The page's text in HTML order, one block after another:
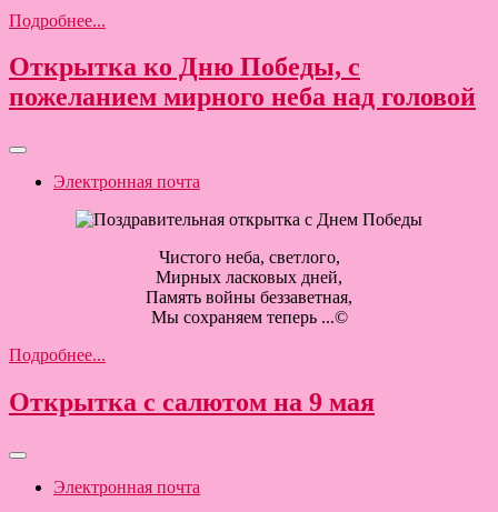
Подробнее...
Открытка ко Дню Победы, с
пожеланием мирного неба над головой
Электронная почта
Чистого неба, светлого,
Мирных ласковых дней,
Память войны беззаветная,
Мы сохраняем теперь ...©
Подробнее...
Открытка с салютом на 9 мая
Электронная почта